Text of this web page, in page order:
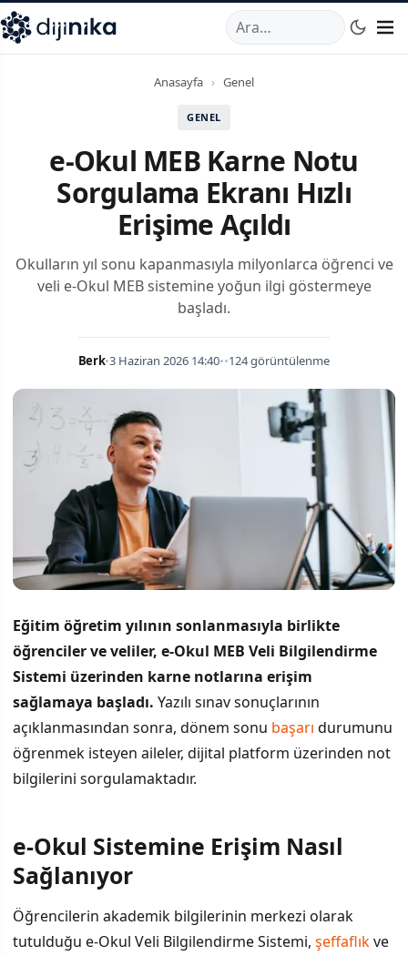
,Marmara Mahallesi,Beylikdüzü34520TRTelefon:0850
Anasayfa › Genel
GENEL
e-Okul MEB Karne Notu
Sorgulama Ekranı Hızlı
Erişime Açıldı
Okulların yıl sonu kapanmasıyla milyonlarca öğrenci ve
veli e-Okul MEB sistemine yoğun ilgi göstermeye
başladı.
Berk•3 Haziran 2026 14:40••124 görüntülenme
Eğitim öğretim yılının sonlanmasıyla birlikte
öğrenciler ve veliler, e-Okul MEB Veli Bilgilendirme
Sistemi üzerinden karne notlarına erişim
sağlamaya başladı. Yazılı sınav sonuçlarının
açıklanmasından sonra, dönem sonu başarı durumunu
öğrenmek isteyen aileler, dijital platform üzerinden not
bilgilerini sorgulamaktadır.
İÇINDEKILER
Karne Notlarının Sisteme Yüklenmesi Tarihi
e-Okul Sistemine Erişim Nasıl
Sağlanıyor
Öğrencilerin akademik bilgilerinin merkezi olarak
tutulduğu e-Okul Veli Bilgilendirme Sistemi, şeffaflıkve